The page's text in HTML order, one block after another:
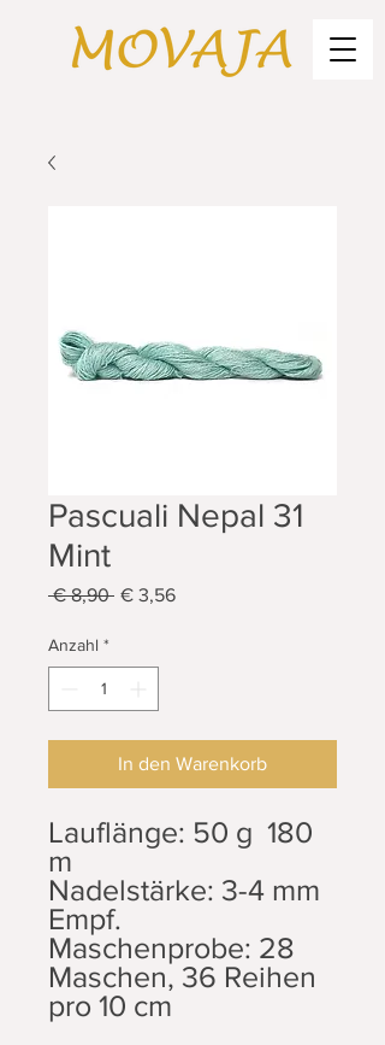
Pascuali Nepal 31
Mint
€ 8,90 Standardpreis
€ 3,56Sale-
Anzahl *
In den Warenkorb
Lauflänge: 50 g 180
m
Nadelstärke: 3-4 mm
Empf.
Maschenprobe: 28
Maschen, 36 Reihen
pro 10 cm